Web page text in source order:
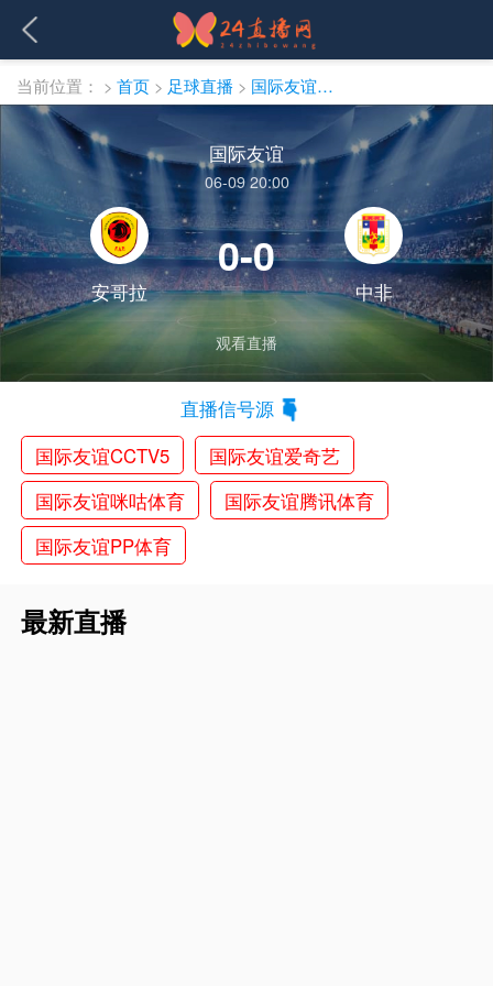
当前位置： > 首页 > 足球直播 > 国际友谊直播
国际友谊
06-09 20:00
安哥拉
0-0
中非
观看直播
直播信号源
国际友谊CCTV5
国际友谊爱奇艺
国际友谊咪咕体育
国际友谊腾讯体育
国际友谊PP体育
最新直播